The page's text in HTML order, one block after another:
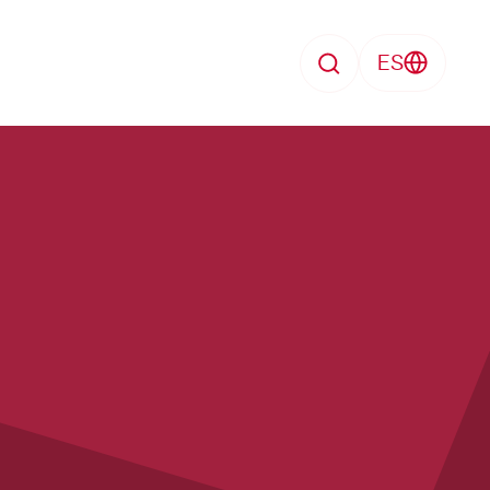
SearchES